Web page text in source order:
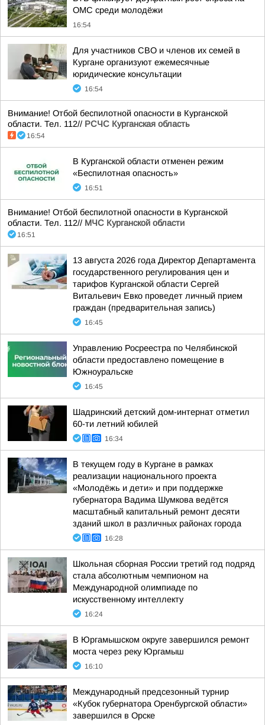
ОМС среди молодёжи
16:54
Для участников СВО и членов их семей в
Кургане организуют ежемесячные
юридические консультации
16:54
Внимание! Отбой беспилотной опасности в Курганской
области. Тел. 112// РСЧС Курганская область
16:54
В Курганской области отменен режим
«Беспилотная опасность»
16:51
Внимание! Отбой беспилотной опасности в Курганской
области. Тел. 112// МЧС Курганской области
16:51
13 августа 2026 года Директор Департамента
государственного регулирования цен и
тарифов Курганской области Сергей
Витальевич Евко проведет личный прием
граждан (предварительная запись)
16:45
Управлению Росреестра по Челябинской
области предоставлено помещение в
Южноуральске
16:45
Шадринский детский дом-интернат отметил
60-ти летний юбилей
16:34
В текущем году в Кургане в рамках
реализации национального проекта
«Молодёжь и дети» и при поддержке
губернатора Вадима Шумкова ведётся
масштабный капитальный ремонт десяти
зданий школ в различных районах города
16:28
Школьная сборная России третий год подряд
стала абсолютным чемпионом на
Международной олимпиаде по
искусственному интеллекту
16:24
В Юргамышском округе завершился ремонт
моста через реку Юргамыш
16:10
Международный предсезонный турнир
«Кубок губернатора Оренбургской области»
завершился в Орске